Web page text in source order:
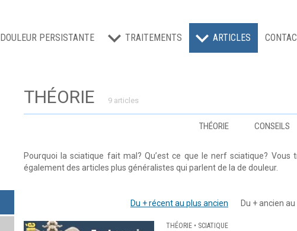
DOULEUR PERSISTANTE TRAITEMENTS ARTICLES
THÉORIE 9 articles
THÉORIE CONSEILS
Pourquoi la sciatique fait mal? Qu’est ce que le nerf sciatique?
également des articles plus généralistes qui parlent de la de douleur.
Du + récent au plus ancien Du + ancien
THÉORIE• SCIATIQUE